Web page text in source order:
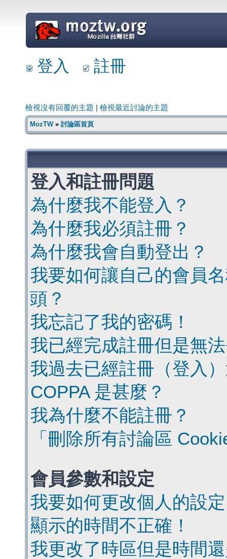
=
登入 註冊
檢視沒有回覆的主題 檢視最近討論的主題
MozTW» 討論區首頁
登入和註冊問題
為什麼我不能登入？
為什麼我必須註冊？
為什麼我會自動登出？
我要如何讓自己的會員
頭？
我忘記了我的密碼！
我已經完成註冊但是無
我過去已經註冊（登入
COPPA 是甚麼？
我為什麼不能註冊？
「刪除所有討論區
會員參數和設定
我要如何更改個人的設
顯示的時間不正確！
我更改了時區但是時間